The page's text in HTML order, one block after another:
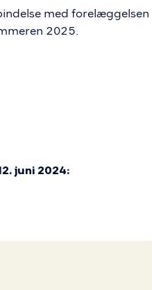
med forelæggelsen
2025.
juni 2024: